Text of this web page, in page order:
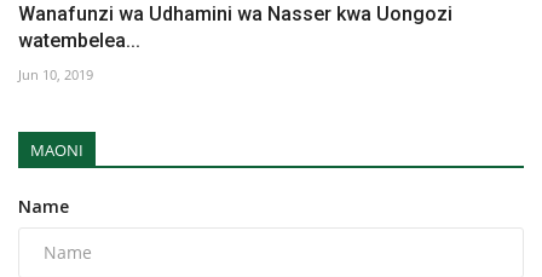
Wanafunzi wa Udhamini wa Nasser kwa Uongozi
watembelea...
Jun 10, 2019
MAONI
Name